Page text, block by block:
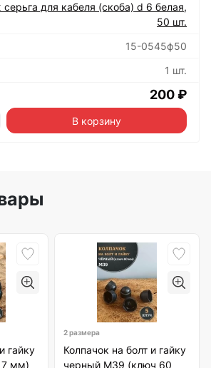
для кабеля (скоба) d 6 белая,
50 шт.
15-0545ф50
1 шт.
200 ₽
В корзину
гайку
7 мм)
2 размера
Колпачок на болт и гайку
черный M39 (ключ 60